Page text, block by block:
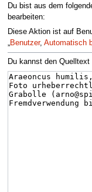
Zur
Navigation
springen
Zur
Suche
springen
Du bist aus dem
bearbeiten:
Diese Aktion ist auf
„Benutzer, Automatisch
Du kannst den